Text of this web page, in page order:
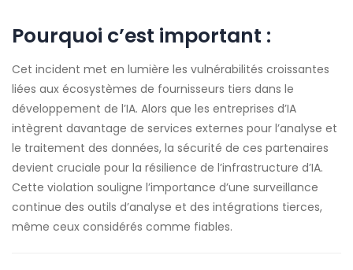
Pourquoi c’est important :
Cet incident met en lumière les vulnérabilités croissantes
liées aux écosystèmes de fournisseurs tiers dans le
développement de l’IA. Alors que les entreprises d’IA
intègrent davantage de services externes pour l’analyse et
le traitement des données, la sécurité de ces partenaires
devient cruciale pour la résilience de l’infrastructure d’IA.
Cette violation souligne l’importance d’une surveillance
continue des outils d’analyse et des intégrations tierces,
même ceux considérés comme fiables.